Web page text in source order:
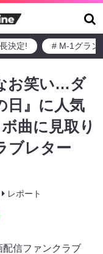
決定! # M-1グラン
お笑い…ダ
日』に人気
曲に見取り
ブレター
レポート
配信ファンクラブ